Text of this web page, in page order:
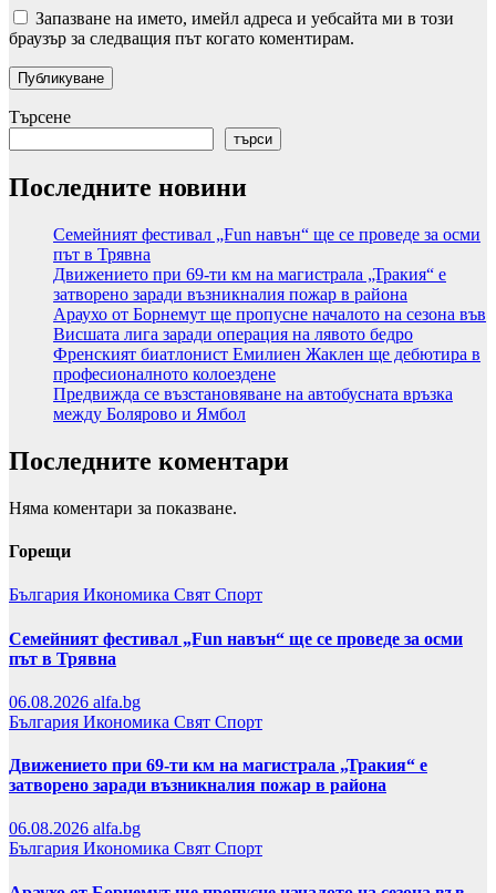
Запазване на името, имейл адреса и уебсайта ми в този
браузър за следващия път когато коментирам.
Търсене
търси
Последните новини
Семейният фестивал „Fun навън“ ще се проведе за осми
път в Трявна
Движението при 69-ти км на магистрала „Тракия“ е
затворено заради възникналия пожар в района
Араухо от Борнемут ще пропусне началото на сезона във
Висшата лига заради операция на лявото бедро
Френският биатлонист Емилиен Жаклен ще дебютира в
професионалното колоездене
Предвижда се възстановяване на автобусната връзка
между Болярово и Ямбол
Последните коментари
Няма коментари за показване.
Горещи
България Икономика Свят Спорт
Семейният фестивал „Fun навън“ ще се проведе за осми
път в Трявна
06.08.2026 alfa.bg
България Икономика Свят Спорт
Движението при 69-ти км на магистрала „Тракия“ е
затворено заради възникналия пожар в района
06.08.2026 alfa.bg
България Икономика Свят Спорт